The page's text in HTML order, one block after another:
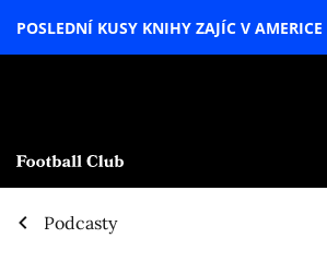
POSLEDNÍ KUSY KNIHY ZAJÍC V AMERICE
Podcasty